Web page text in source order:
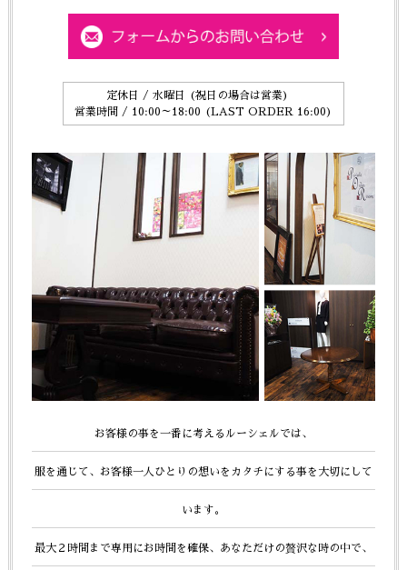
定休日 / 水曜日 (祝日の場合は営業)
営業時間 / 10:00～18:00 (LAST ORDER 16:00)
お客様の事を一番に考えるルーシェルでは、
服を通じて、お客様一人ひとりの想いをカタチにする事を大切にして
います。
最大２時間まで専用にお時間を確保、あなただけの贅沢な時の中で、